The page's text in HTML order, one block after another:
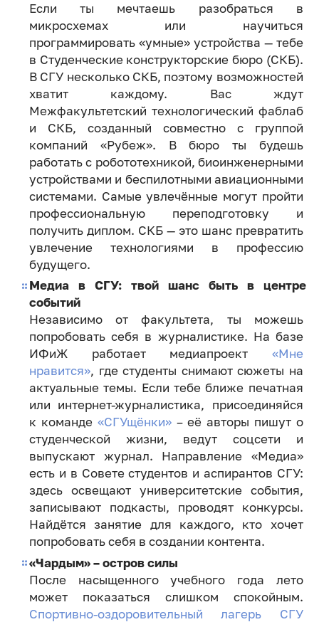
Если ты мечтаешь разобраться в
микросхемах или научиться
программировать «умные» устройства — тебе
в Студенческие конструкторские бюро (СКБ).
В СГУ несколько СКБ, поэтому возможностей
хватит каждому. Вас ждут
Межфакультетский технологический фаблаб
и СКБ, созданный совместно с группой
компаний «Рубеж». В бюро ты будешь
работать с робототехникой, биоинженерными
устройствами и беспилотными авиационными
системами. Самые увлечённые могут пройти
профессиональную переподготовку и
получить диплом. СКБ — это шанс превратить
увлечение технологиями в профессию
будущего.
Медиа в СГУ: твой шанс быть в центре
событий
Независимо от факультета, ты можешь
попробовать себя в журналистике. На базе
ИФиЖ работает медиапроект «Мне
нравится», где студенты снимают сюжеты на
актуальные темы. Если тебе ближе печатная
или интернет-журналистика, присоединяйся
к команде «СГУщёнки»– её авторы пишут о
студенческой жизни, ведут соцсети и
выпускают журнал. Направление «Медиа»
есть и в Совете студентов и аспирантов СГУ:
здесь освещают университетские события,
записывают подкасты, проводят конкурсы.
Найдётся занятие для каждого, кто хочет
попробовать себя в создании контента.
«Чардым» – остров силы
После насыщенного учебного года лето
может показаться слишком спокойным.
Спортивно-оздоровительный лагерь СГУ